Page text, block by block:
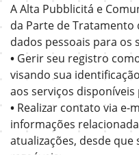
A Alta Pubblicitá e
da Parte de Tratamento
dados pessoais para os
• Gerir seu registro
visando sua
aos serviços
• Realizar contato via e-
informações
atualizações, desde que